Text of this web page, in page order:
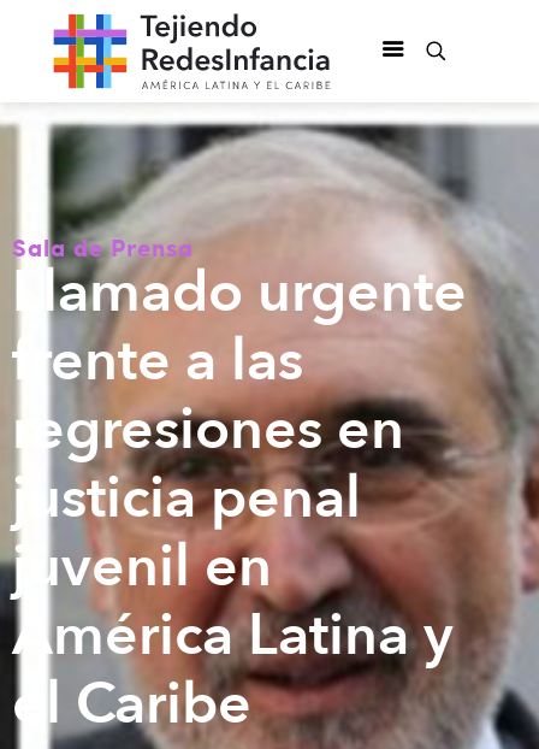
Sala de Prensa
Llamado urgente
frente a las
regresiones en
justicia penal
juvenil en
América Latina y
el Caribe